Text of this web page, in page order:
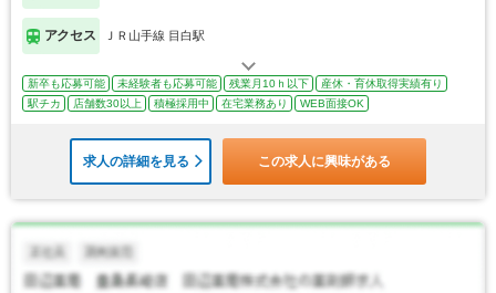
アクセス ＪＲ山手線 目白駅
新卒も応募可能 未経験者も応募可能 残業月10ｈ以下
産休・育休取得実績有り
駅チカ
店舗数30以上 積極採用中 在宅業務あり WEB面接OK
求人の詳細を見る この求人に興味がある